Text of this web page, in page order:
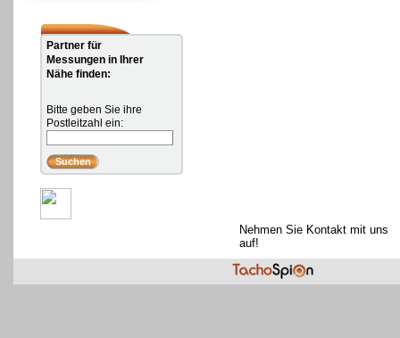
Partner für
Messungen in Ihrer
Nähe finden:
Bitte geben Sie ihre
Postleitzahl ein:
Nehmen Sie Kontakt mit uns
auf!